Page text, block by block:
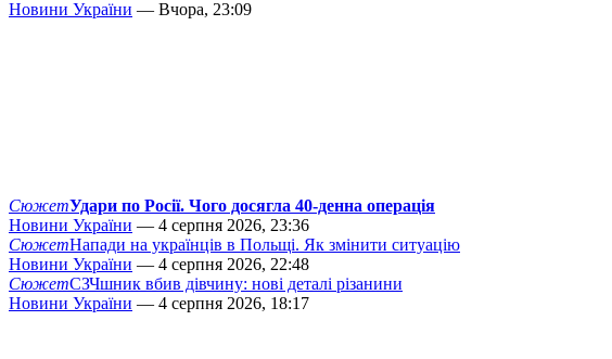
Новини України — Вчора, 23:09
СюжетУдари по Росії. Чого досягла 40-денна операція
Новини України — 4 серпня 2026, 23:36
СюжетНапади на українців в Польщі. Як змінити ситуацію
Новини України — 4 серпня 2026, 22:48
СюжетСЗЧшник вбив дівчину: нові деталі різанини
Новини України — 4 серпня 2026, 18:17